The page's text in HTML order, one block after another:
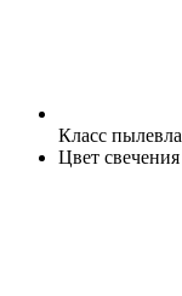
Класс
Цвет свечения